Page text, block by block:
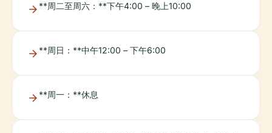
**周二至周六：**下午4:00 – 晚上10:00
**周日：**中午12:00 – 下午6:00
**周一：**休息